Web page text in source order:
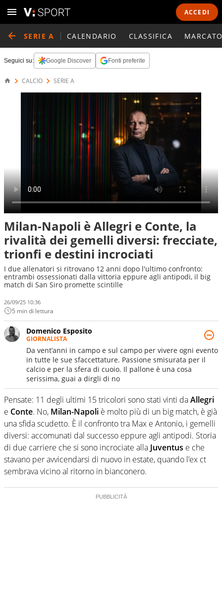
ACCEDI
SERIE A CALENDARIO CLASSIFICA
Seguici su: Google Discover Fonti preferite
CALCIO SERIE A
Milan-Napoli è Allegri e Conte, la
rivalità dei gemelli diversi: frecciate,
trionfi e destini incrociati
I due allenatori si ritrovano 12 anni dopo l'ultimo confronto:
entrambi ossessionati dalla vittoria eppure agli antipodi, il big
match di San Siro promette scintille
26/09/25 10:36
5 min di lettura
Domenico Esposito
GIORNALISTA
Da vent’anni in campo e sul campo per vivere ogni evento
in tutte le sue sfaccettature. Passione smisurata per il
calcio e per la sfera di cuoio. Il pallone è una cosa
serissima, guai a dirgli di no
Pensate: 11 degli ultimi 15 tricolori sono stati vinti daAllegri
e Conte. No, Milan-Napoli è molto più di un big match, è già
una sfida scudetto. È il confronto tra Max e Antonio, i gemelli
diversi: accomunati dal successo eppure agli antipodi. Storia
di due carriere che si sono incrociate alla Juventus e che
stavano per avvicendarsi di nuovo in estate, quando l’ex ct
sembrava vicino al ritorno in bianconero.